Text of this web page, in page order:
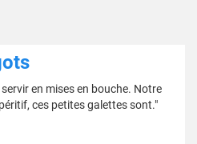
en mises en bouche. Notre
ces petites galettes sont."